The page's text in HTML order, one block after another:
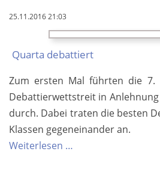
25.11.2016 21:03
Quarta debattiert
Zum ersten Mal führten die 7.
Debattierwettstreit in
durch. Dabei traten die besten
Klassen gegeneinander an.
Weiterlesen …